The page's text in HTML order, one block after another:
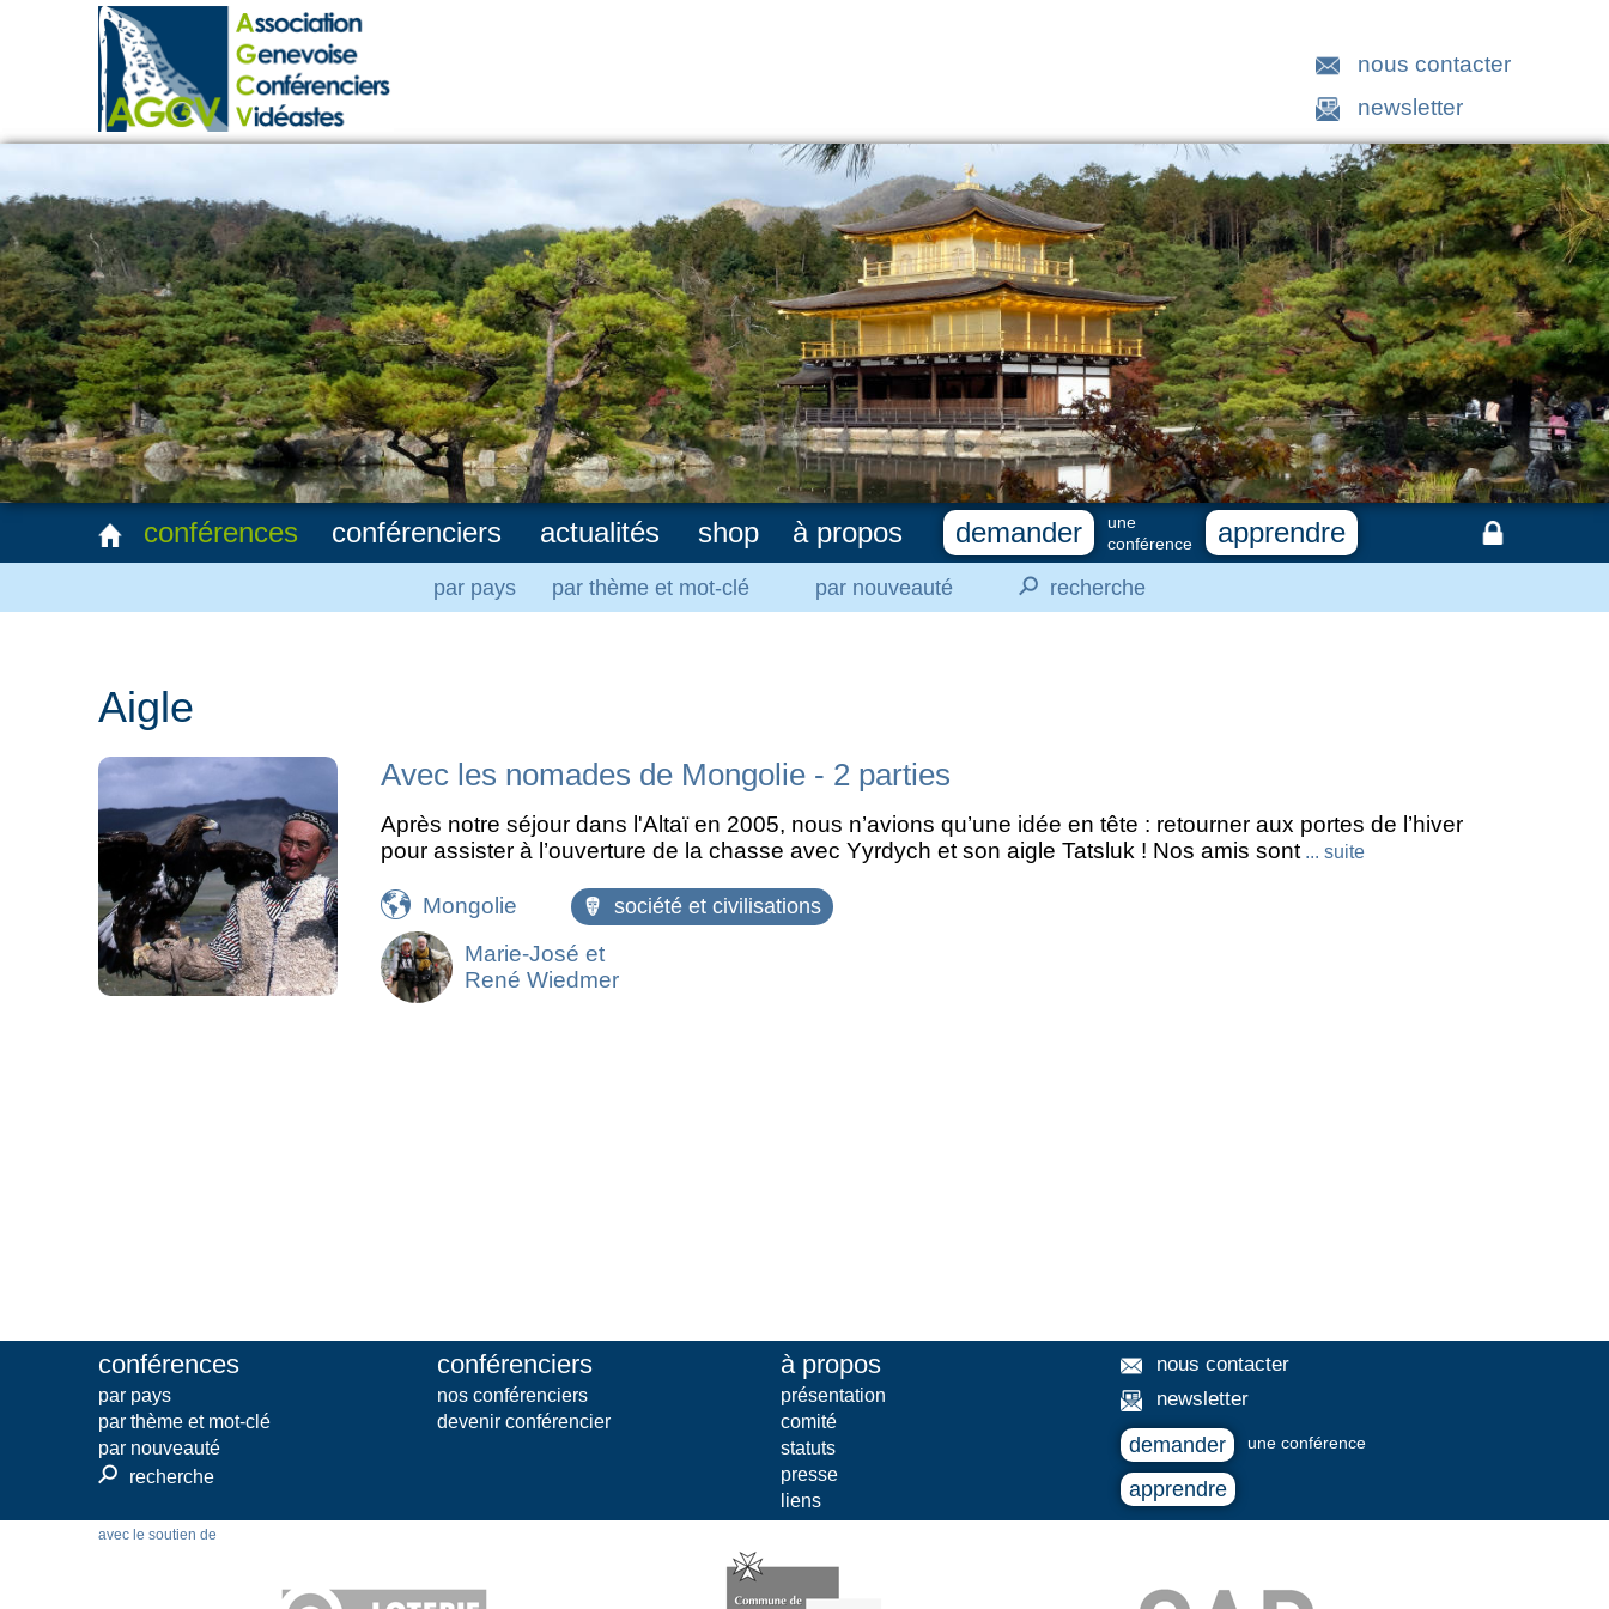
nous contacter
newsletter
conférences
par pays par thème et mot-clé par nouveauté ⚲ recherche
conférenciers actualités shop à propos demander
une
conférence
apprendre
Aigle
Avec les nomades de Mongolie - 2 parties
Après notre séjour dans l'Altaï en 2005, nous n’avions qu’une idée en tête : retourner aux portes de l’hiver
pour assister à l’ouverture de la chasse avec Yyrdych et son aigle Tatsluk ! Nos amis sont ... suite
Mongolie société et civilisations
Marie-José et
René Wiedmer
conférences
par pays
par thème et mot-clé
par nouveauté
⚲ recherche
conférenciers
nos conférenciers
devenir conférencier
à propos
présentation
comité
statuts
presse
liens
nous contacter
newsletter
demander une conférence
apprendre
avec le soutien de